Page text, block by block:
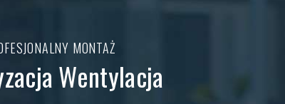
MONTAŻ
Wentylacja